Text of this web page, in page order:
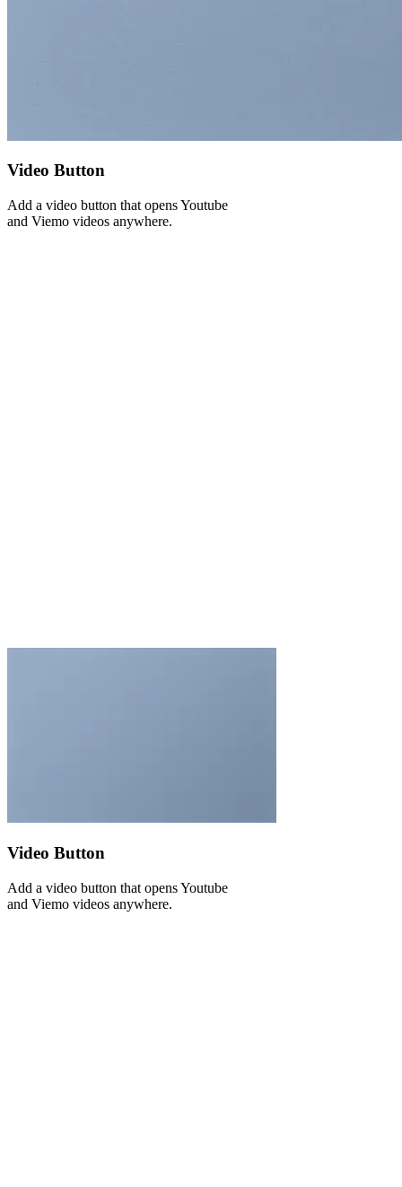
Video Button
Add a video button that opens Youtube
and Viemo videos anywhere.
Video Button
Add a video button that opens Youtube
and Viemo videos anywhere.